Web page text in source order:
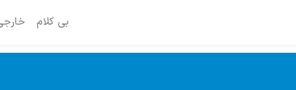
بی کلام